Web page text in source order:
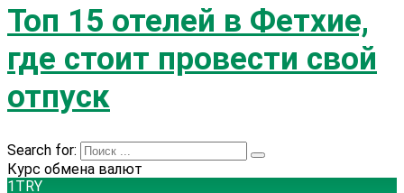
Топ 15 отелей в Фетхие,
где стоит провести свой
отпуск
Search for:
Курс обмена валют
1TRY